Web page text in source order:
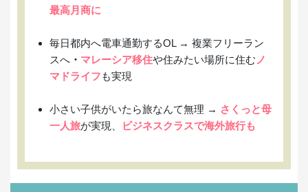
最高月商に
毎日都内へ電車通勤するOL → 複業フリーラン
スへ ・ マレーシア移住や住みたい場所に住む ノ
マドライフ も実現
小さい子供がいたら旅なんて無理 → さくっと母
一人旅が実現、 ビジネスクラスで海外旅行も